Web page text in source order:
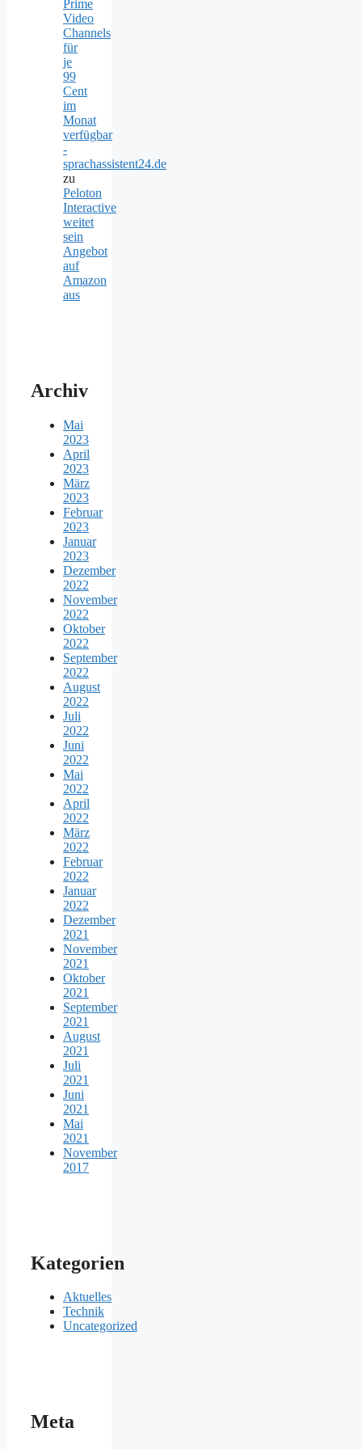
Prime
Video
Channels
für
je
99
Cent
im
Monat
verfügbar
-
sprachassistent24.de
zu
Peloton
Interactive
weitet
sein
Angebot
auf
Amazon
aus
Archiv
Mai
2023
April
2023
März
2023
Februar
2023
Januar
2023
Dezember
2022
November
2022
Oktober
2022
September
2022
August
2022
Juli
2022
Juni
2022
Mai
2022
April
2022
März
2022
Februar
2022
Januar
2022
Dezember
2021
November
2021
Oktober
2021
September
2021
August
2021
Juli
2021
Juni
2021
Mai
2021
November
2017
Kategorien
Aktuelles
Technik
Uncategorized
Meta